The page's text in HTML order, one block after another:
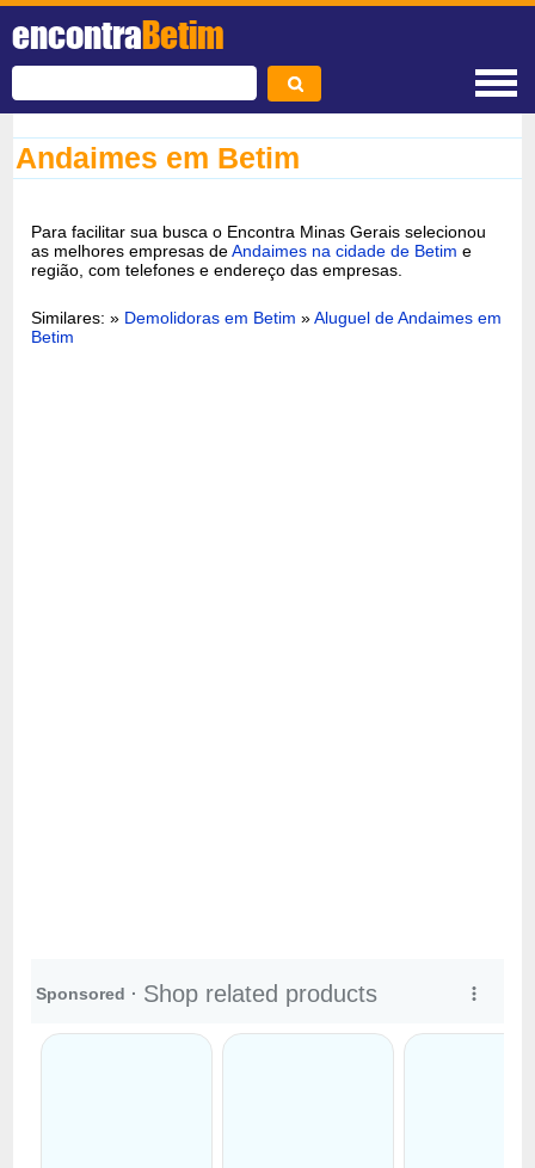
encontraBetim
Andaimes em Betim
Para facilitar sua busca o Encontra Minas Gerais selecionou
as melhores empresas deAndaimes na cidade de Betim e
região, com telefones e endereço das empresas.
Similares: » Demolidoras em Betim »Aluguel de Andaimes em
Betim